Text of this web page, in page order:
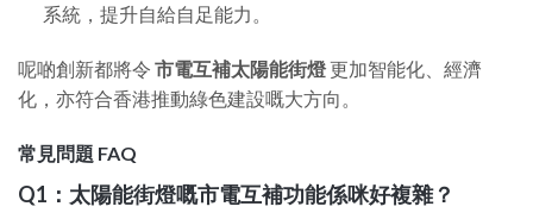
系統，提升自給自足能力。
呢啲創新都將令 市電互補太陽能街燈更加智能化、經濟
化，亦符合香港推動綠色建設嘅大方向。
常見問題 FAQ
Q1： 太陽能街燈嘅市電互補功能係咪好複雜？